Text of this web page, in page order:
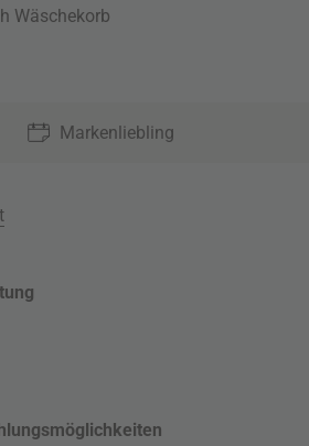
Wäschekorb
Markenliebling